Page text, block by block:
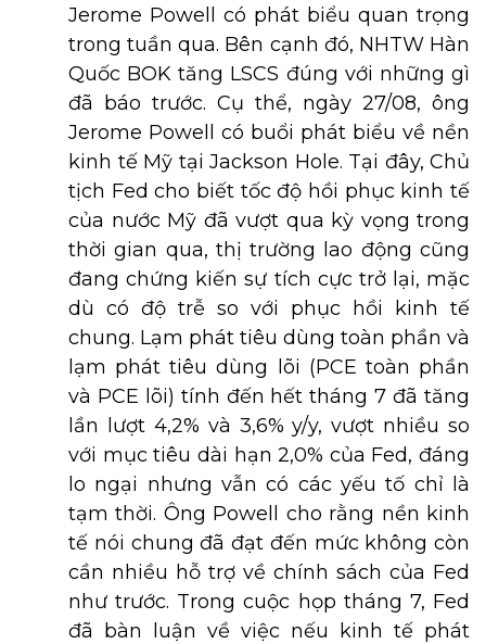
Jerome Powell có phát biểu quan trọng
trong tuần qua. Bên cạnh đó, NHTW Hàn
Quốc BOK tăng LSCS đúng với những gì
đã báo trước. Cụ thể, ngày 27/08, ông
Jerome Powell có buổi phát biểu về nền
kinh tế Mỹ tại Jackson Hole. Tại đây, Chủ
tịch Fed cho biết tốc độ hồi phục kinh tế
của nước Mỹ đã vượt qua kỳ vọng trong
thời gian qua, thị trường lao động cũng
đang chứng kiến sự tích cực trở lại, mặc
dù có độ trễ so với phục hồi kinh tế
chung. Lạm phát tiêu dùng toàn phần và
lạm phát tiêu dùng lõi (PCE toàn phần
và PCE lõi) tính đến hết tháng 7 đã tăng
lần lượt 4,2% và 3,6% y/y, vượt nhiều so
với mục tiêu dài hạn 2,0% của Fed, đáng
lo ngại nhưng vẫn có các yếu tố chỉ là
tạm thời. Ông Powell cho rằng nền kinh
tế nói chung đã đạt đến mức không còn
cần nhiều hỗ trợ về chính sách của Fed
như trước. Trong cuộc họp tháng 7, Fed
đã bàn luận về việc nếu kinh tế phát